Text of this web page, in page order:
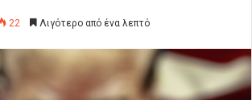
22 Λιγότερο από ένα λεπτό